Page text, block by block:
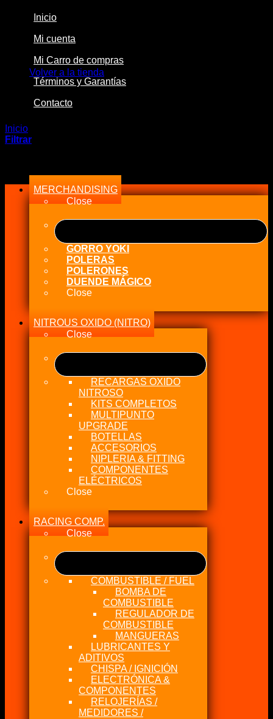
Volver a la tienda
Inicio
Mi cuenta
Mi Carro de compras
Términos y Garantías
Contacto
Inicio
Filtrar
MERCHANDISING
Close
GORRO YOKI
POLERAS
POLERONES
DUENDE MÁGICO
Close
NITROUS OXIDO (NITRO)
Close
RECARGAS OXIDO
NITROSO
KITS COMPLETOS
MULTIPUNTO
UPGRADE
BOTELLAS
ACCESORIOS
NIPLERIA & FITTING
COMPONENTES
ELÉCTRICOS
Close
RACING COMP.
Close
COMBUSTIBLE / FUEL
BOMBA DE
COMBUSTIBLE
REGULADOR DE
COMBUSTIBLE
MANGUERAS
LUBRICANTES Y
ADITIVOS
CHISPA / IGNICIÓN
ELECTRÓNICA &
COMPONENTES
RELOJERÍAS /
MEDIDORES /